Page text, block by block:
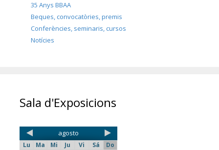
35 Anys BBAA
Beques, convocatòries, premis
Conferències, seminaris, cursos
Notícies
Sala d'Exposicions
agosto
Lu Ma Mi Ju Vi Sá
Do